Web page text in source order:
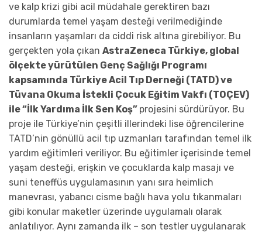
ve kalp krizi gibi acil müdahale gerektiren bazı
durumlarda temel yaşam desteği verilmediğinde
insanların yaşamları da ciddi risk altına girebiliyor. Bu
gerçekten yola çıkan AstraZeneca Türkiye, global
ölçekte yürütülen Genç Sağlığı Programı
kapsamında Türkiye Acil Tıp Derneği (TATD) ve
Tüvana Okuma İstekli Çocuk Eğitim Vakfı (TOÇEV)
ile “İlk Yardıma İlk Sen Koş” projesini sürdürüyor. Bu
proje ile Türkiye’nin çeşitli illerindeki lise öğrencilerine
TATD’nin gönüllü acil tıp uzmanları tarafından temel ilk
yardım eğitimleri veriliyor. Bu eğitimler içerisinde temel
yaşam desteği, erişkin ve çocuklarda kalp masajı ve
suni teneffüs uygulamasının yanı sıra heimlich
manevrası, yabancı cisme bağlı hava yolu tıkanmaları
gibi konular maketler üzerinde uygulamalı olarak
anlatılıyor. Aynı zamanda ilk – son testler uygulanarak